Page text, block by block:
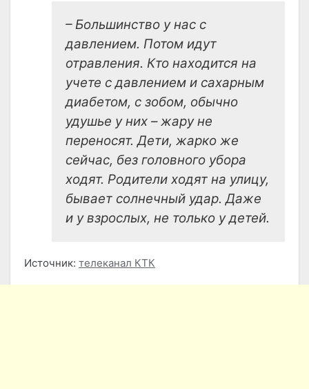
– Большинство у нас с
давлением. Потом идут
отравления. Кто находится на
учете с давлением и сахарным
диабетом, с зобом, обычно
удушье у них – жару не
переносят. Дети, жарко же
сейчас, без головного убора
ходят. Родители ходят на улицу,
бывает солнечный удар. Даже
и у взрослых, не только у детей.
Источник: телеканал КТК